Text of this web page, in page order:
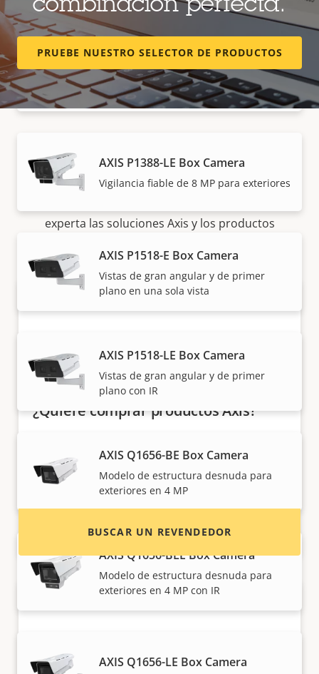
AXIS P1388-BE Box Camera
Vigilancia exterior de 8 MP - estructura
desnuda
AXIS P1388-LE Box Camera
Vigilancia fiable de 8 MP para exteriores
AXIS P1518-E Box Camera
Vistas de gran angular y de primer
plano en una sola vista
AXIS P1518-LE Box Camera
Vistas de gran angular y de primer
plano con IR
AXIS Q1656-BE Box Camera
Modelo de estructura desnuda para
exteriores en 4 MP
AXIS Q1656-BLE Box Camera
Modelo de estructura desnuda para
exteriores en 4 MP con IR
AXIS Q1656-LE Box Camera
combinación perfecta.
PRUEBE NUESTRO SELECTOR DE PRODUCTOS
Cómo comprar
experta las soluciones Axis y los productos
¿Quiere comprar productos Axis?
sistemas e instaladores de productos y
sistemas de Axis.
BUSCAR UN REVENDEDOR